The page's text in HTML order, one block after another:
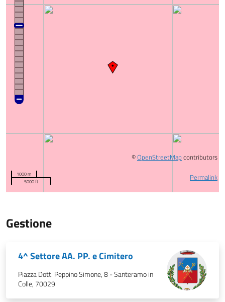
1000 m
5000 ft
Permalink
©OpenStreetMap contributors
Gestione
4^ Settore AA. PP. e Cimitero
Piazza Dott. Peppino Simone, 8 - Santeramo in
Colle, 70029